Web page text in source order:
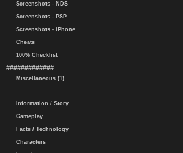
Screenshots - NDS
Screenshots - PSP
Screenshots - iPhone
Cheats
100% Checklist
#############
Miscellaneous (1)
Information / Story
Gameplay
Facts / Technology
Characters